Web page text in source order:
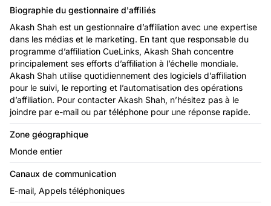
Biographie du gestionnaire d'affiliés
Akash Shah est un gestionnaire d’affiliation avec une expertise
dans les médias et le marketing. En tant que responsable du
programme d’affiliation CueLinks, Akash Shah concentre
principalement ses efforts d’affiliation à l’échelle mondiale.
Akash Shah utilise quotidiennement des logiciels d’affiliation
pour le suivi, le reporting et l’automatisation des opérations
d’affiliation. Pour contacter Akash Shah, n’hésitez pas à le
joindre par e-mail ou par téléphone pour une réponse rapide.
Zone géographique
Monde entier
Canaux de communication
E-mail, Appels téléphoniques